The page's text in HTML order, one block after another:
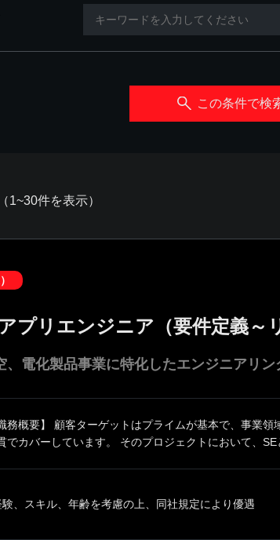
この条件で検
1~30件を表示）
アプリエンジニア（要件定義～
、電化製品事業に特化したエンジニアリン
職務概要】 顧客ターゲットはプライムが基本で、事業
でカバーしています。 そのプロジェクトにおいて、SE
、スキル、年齢を考慮の上、同社規定により優遇